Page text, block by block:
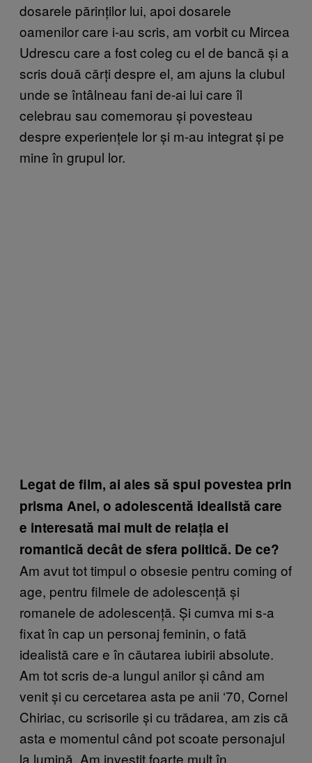
dosarele părinților lui, apoi dosarele
oamenilor care i-au scris, am vorbit cu Mircea
Udrescu care a fost coleg cu el de bancă și a
scris două cărți despre el, am ajuns la clubul
unde se întâlneau fani de-ai lui care îl
celebrau sau comemorau și povesteau
despre experiențele lor și m-au integrat și pe
mine în grupul lor.
Legat de film, ai ales să spui povestea prin
prisma Anei, o adolescentă idealistă care
e interesată mai mult de relația ei
romantică decât de sfera politică. De ce?
Am avut tot timpul o obsesie pentru coming of
age, pentru filmele de adolescență și
romanele de adolescență. Și cumva mi s-a
fixat în cap un personaj feminin, o fată
idealistă care e în căutarea iubirii absolute.
Am tot scris de-a lungul anilor și când am
venit și cu cercetarea asta pe anii ‘70, Cornel
Chiriac, cu scrisorile și cu trădarea, am zis că
asta e momentul când pot scoate personajul
la lumină. Am investit foarte mult în